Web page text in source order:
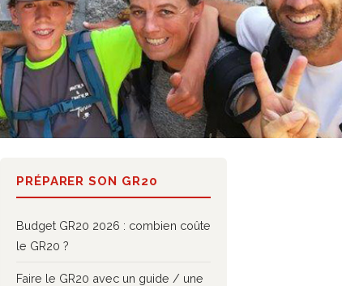
PRÉPARER SON GR20
Budget GR20 2026 : combien coûte
le GR20 ?
Faire le GR20 avec un guide / une